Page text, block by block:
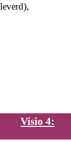
Visio 4: